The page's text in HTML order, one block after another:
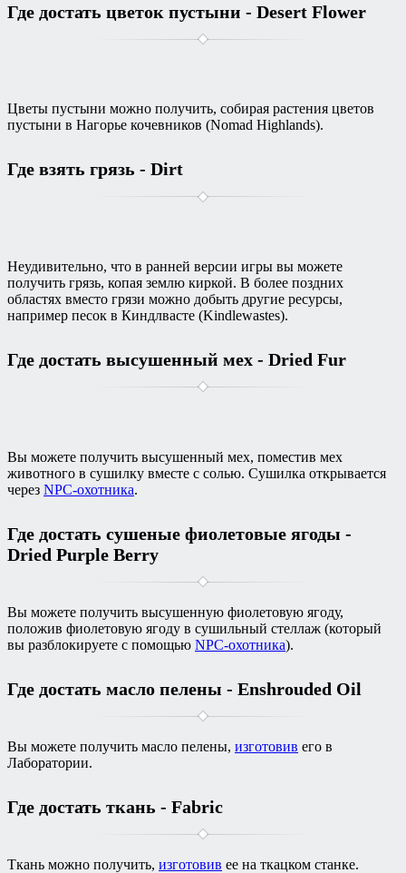
Где достать цветок пустыни - Desert Flower
Цветы пустыни можно получить, собирая растения цветов
пустыни в Нагорье кочевников (Nomad Highlands).
Где взять грязь - Dirt
Неудивительно, что в ранней версии игры вы можете
получить грязь, копая землю киркой. В более поздних
областях вместо грязи можно добыть другие ресурсы,
например песок в Киндлвасте (Kindlewastes).
Где достать высушенный мех - Dried Fur
Вы можете получить высушенный мех, поместив мех
животного в сушилку вместе с солью. Сушилка открывается
через NPC-охотника.
Где достать сушеные фиолетовые ягоды -
Dried Purple Berry
Вы можете получить высушенную фиолетовую ягоду,
положив фиолетовую ягоду в сушильный стеллаж (который
вы разблокируете с помощью NPC-охотника).
Где достать масло пелены - Enshrouded Oil
Вы можете получить масло пелены, изготовив его в
Лаборатории.
Где достать ткань - Fabric
Ткань можно получить, изготовив ее на ткацком станке.